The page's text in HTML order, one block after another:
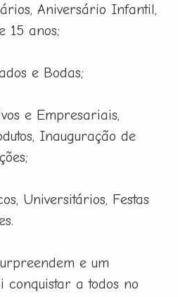
Aniversário Infantil,
15 anos;
e Bodas;
e Empresariais,
Inauguração de
Universitários, Festas
e um
conquistar a todos no